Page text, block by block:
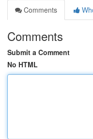
Comments
Comments
Submit a Comment
No HTML